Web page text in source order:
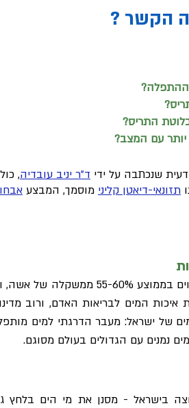
הקשר ?
ההתפלה?
התריס?
עם המצב?
שנכתבה על ידי ד"ר יניב עובדיה,
תזונאי-דיאטן קליני מוסמך, המבצע
איכות המים לבריאות האדם, ורוב
של ישראל: מעבר הדרגתי למים
נמנים עם הגדולים בעולם מסוגם.
בישראל - מסנן את מי הים בלחץ